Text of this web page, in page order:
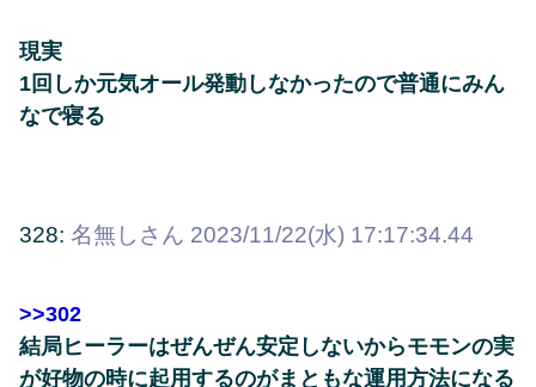
現実
1回しか元気オール発動しなかったので普通にみん
なで寝る
328: 名無しさん 2023/11/22(水) 17:17:34.44
>>302
結局ヒーラーはぜんぜん安定しないからモモンの実
が好物の時に起用するのがまともな運用方法になる